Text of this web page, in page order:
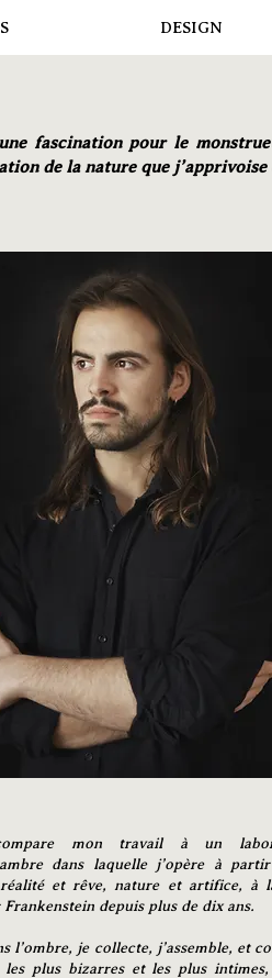
DESIGN
une fascination pour le
de la nature que
mon travail à un
dans laquelle j’opère à
et rêve, nature et artifice, à
depuis plus de dix ans.
l’ombre, je collecte, j’assemble, et
les plus bizarres et les plus